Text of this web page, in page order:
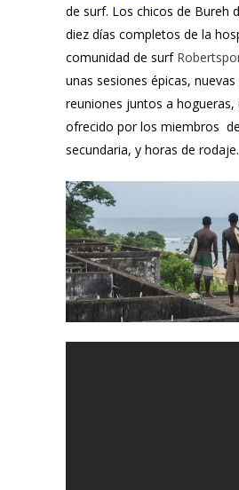
de surf. Los chicos de Bureh
diez días completos de la
comunidad de surf
unas sesiones épicas,
reuniones juntos a hogueras,
ofrecido por los miembros
secundaria, y horas de rodaje.